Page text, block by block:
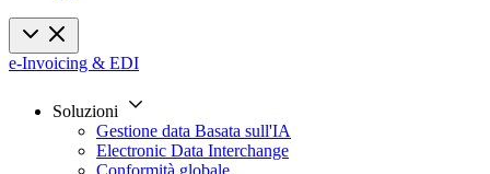
e-Invoicing & EDI
Soluzioni
Gestione data Basata sull'IA
Electronic Data Interchange
Conformità globale